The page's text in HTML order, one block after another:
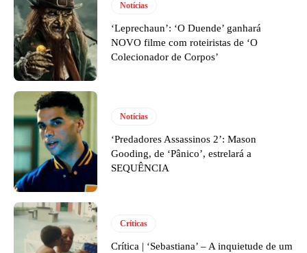
Notícias
‘Leprechaun’: ‘O Duende’ ganhará
NOVO filme com roteiristas de ‘O
Colecionador de Corpos’
Notícias
‘Predadores Assassinos 2’: Mason
Gooding, de ‘Pânico’, estrelará a
SEQUÊNCIA
Críticas
Crítica | ‘Sebastiana’ – A inquietude de um